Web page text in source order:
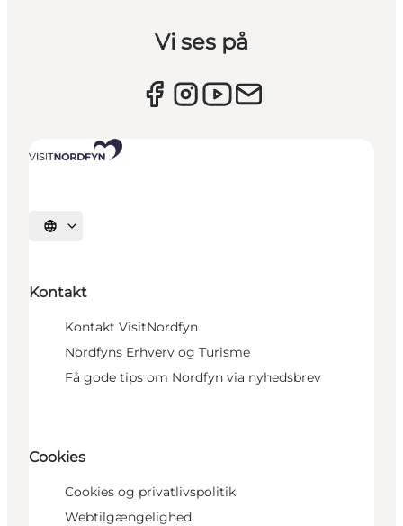
Vi ses på
Vælg sprog
Kontakt
Kontakt VisitNordfyn
Nordfyns Erhverv og Turisme
Få gode tips om Nordfyn via nyhedsbrev
Cookies
Cookies og privatlivspolitik
Webtilgængelighed